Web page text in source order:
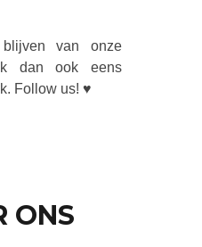
van onze
dan ook eens
Follow us! ♥
ONS